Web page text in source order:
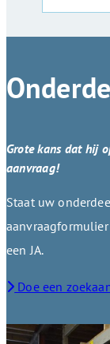
Grote kans dat hij
aanvraag!
Staat uw
een JA.
Doe een